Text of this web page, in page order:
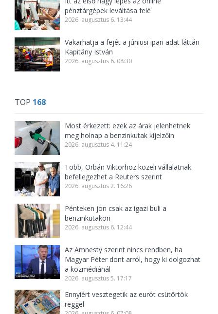
pénztárgépek leváltása felé
2026. augusztus 6. 13:44
Vakarhatja a fejét a júniusi ipari adat láttán
Kapitány István
2026. augusztus 6. 08:30
TOP 168
Most érkezett: ezek az árak jelenhetnek
meg holnap a benzinkutak kijelzőin
2026. augusztus 4. 11:24
Több, Orbán Viktorhoz közeli vállalatnak
befellegezhet a Reuters szerint
2026. augusztus 2. 16:26
Pénteken jön csak az igazi buli a
benzinkutakon
2026. augusztus 6. 12:44
Az Amnesty szerint nincs rendben, ha
Magyar Péter dönt arról, hogy ki dolgozhat
a közmédiánál
2026. augusztus 5. 17:17
Ennyiért vesztegetik az eurót csütörtök
reggel